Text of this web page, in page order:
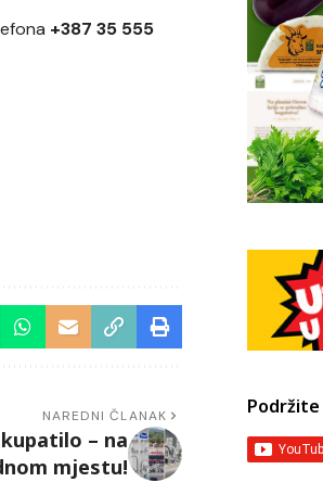
+387 35 555
NAREDNI ČLANAK
– na
mjestu!
Podržite